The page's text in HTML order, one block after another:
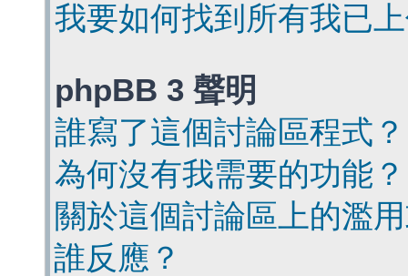
我要如何找到所有我已
phpBB 3 聲明
誰寫了這個討論區程式？
為何沒有我需要的功能？
關於這個討論區上的濫
誰反應？